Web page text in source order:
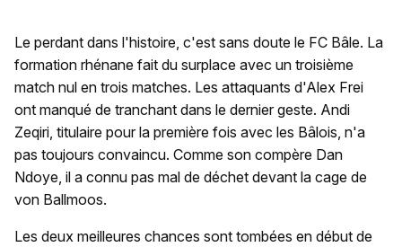
Le perdant dans l'histoire, c'est sans doute le FC Bâle. La
formation rhénane fait du surplace avec un troisième
match nul en trois matches. Les attaquants d'Alex Frei
ont manqué de tranchant dans le dernier geste. Andi
Zeqiri, titulaire pour la première fois avec les Bâlois, n'a
pas toujours convaincu. Comme son compère Dan
Ndoye, il a connu pas mal de déchet devant la cage de
von Ballmoos.
Les deux meilleures chances sont tombées en début de